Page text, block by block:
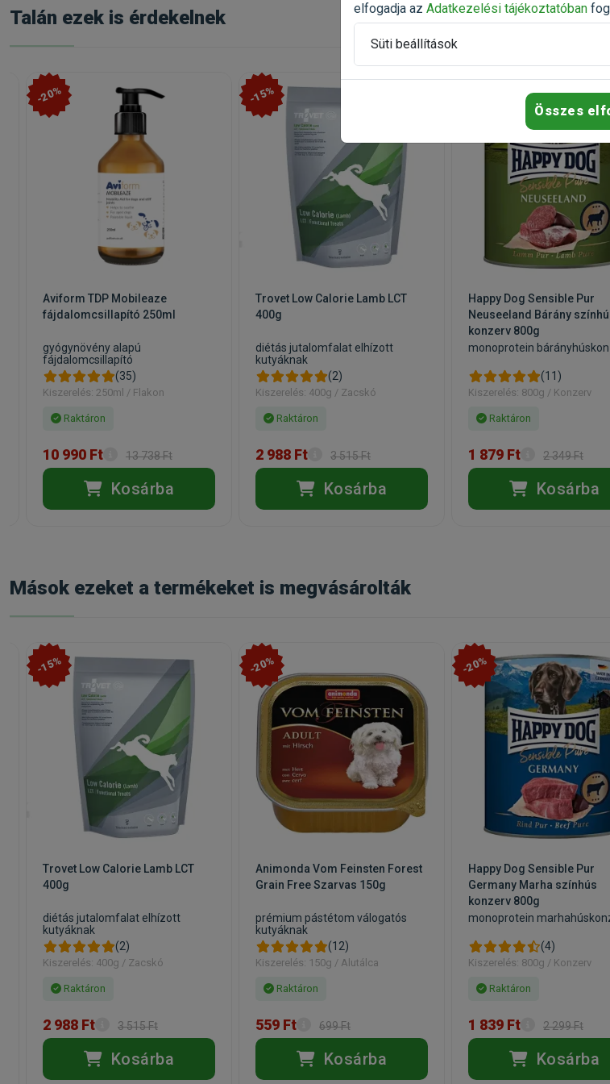
Talán ezek is érdekelnek
-20%
Aviform TDP Mobileaze
fájdalomcsillapító 250ml
gyógynövény alapú
fájdalomcsillapító
(35)
Kiszerelés: 250ml / Flakon
Raktáron
10 990 Ft 13 738 Ft
Kosárba
-15%
Trovet Low Calorie Lamb LCT
400g
diétás jutalomfalat elhízott
kutyáknak
(2)
Kiszerelés: 400g / Zacskó
Raktáron
2 988 Ft 3 515 Ft
Kosárba
Happy Dog Sensible Pur
Neuseeland Bárány
konzerv 800g
monoprotein
(11)
Kiszerelés: 800g / Konzerv
Raktáron
1 879 Ft 2 349 Ft
Kosárba
Mások ezeket a termékeket is megvásárolták
-15%
Trovet Low Calorie Lamb LCT
400g
diétás jutalomfalat elhízott
kutyáknak
(2)
Kiszerelés: 400g / Zacskó
Raktáron
2 988 Ft 3 515 Ft
Kosárba
-20%
Animonda Vom Feinsten Forest
Grain Free Szarvas 150g
prémium pástétom válogatós
kutyáknak
(12)
Kiszerelés: 150g / Alutálca
Raktáron
559 Ft 699 Ft
Kosárba
-20%
Happy Dog Sensible Pur
Germany Marha színhús
konzerv 800g
monoprotein
(4)
Kiszerelés: 800g / Konzerv
Raktáron
1 839 Ft 2 299 Ft
Kosárba
elfogadja az Adatkezelési tájékoztatóban
Süti beállítások
Összes